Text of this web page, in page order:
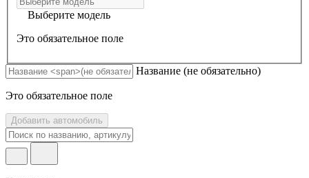
Выберите модель
Это обязательное поле
Название (не обязательно)
Это обязательное поле
Добавить автомобиль